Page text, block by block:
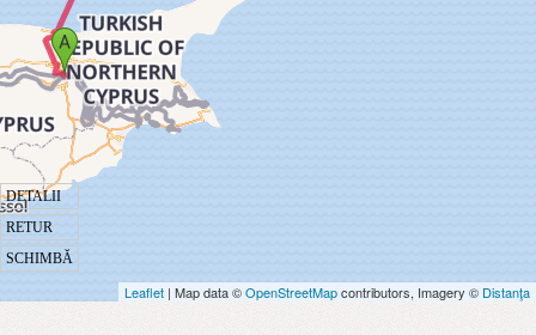
DETALII
RETUR
SCHIMBĂ